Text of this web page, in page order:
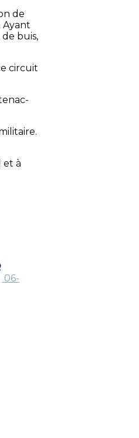
de
Ayant
buis,
circuit
et à
06-